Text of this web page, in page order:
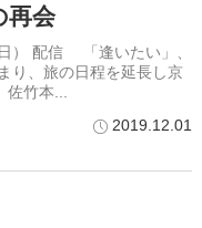
再会
） 配信 「逢いたい」、
り、旅の日程を延長し京
竹本...
2019.12.01